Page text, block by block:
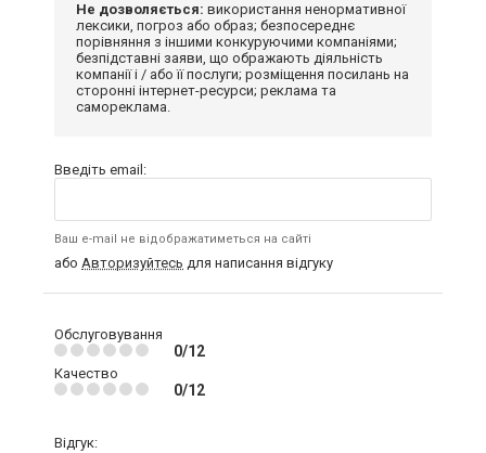
Не дозволяється: використання ненормативної
лексики, погроз або образ; безпосереднє
порівняння з іншими конкуруючими компаніями;
безпідставні заяви, що ображають діяльність
компанії і / або її послуги; розміщення посилань на
сторонні інтернет-ресурси; реклама та
самореклама.
Введіть email:
Ваш e-mail не відображатиметься на сайті
або Авторизуйтесь для написання відгуку
Обслуговування
0/12
Качество
0/12
Відгук: